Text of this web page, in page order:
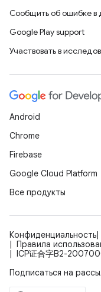
Сообщить об ошибке в
Google Play support
Участвовать в
Android
Chrome
Firebase
Google Cloud Platform
Все продукты
Конфиденциальность
Правила
ICP证合字B2-
Подписаться на